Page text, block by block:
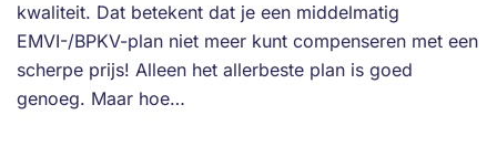
kwaliteit. Dat betekent dat je een middelmatig
EMVI-/BPKV-plan niet meer kunt compenseren met een
scherpe prijs! Alleen het allerbeste plan is goed
genoeg. Maar hoe…